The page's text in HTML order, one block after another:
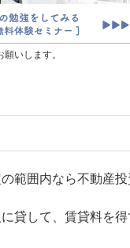
いします。
範囲内なら不動産投
貸して、賃貸料を